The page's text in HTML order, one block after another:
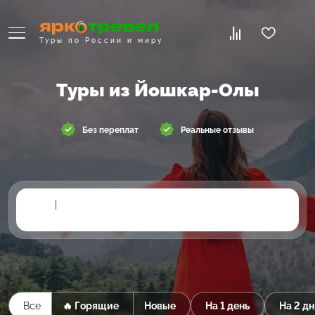
Туры по России и миру
Туры из Йошкар-Олы
Без переплат Реальные отзывы
Все 🔥 Горящие Новые На 1 день На 2